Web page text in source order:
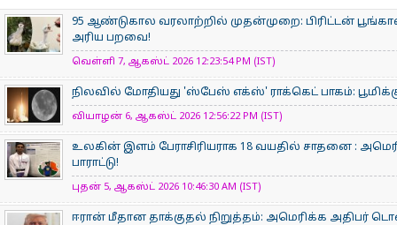
95 ஆண்டுகால வரலாற்றில் முதன்முறை: பிரிட்டன்
அரிய பறவை!
வெள்ளி 7, ஆகஸ்ட் 2026 12:23:54 PM (IST)
நிலவில் மோதியது 'ஸ்பேஸ் எக்ஸ்' ராக்கெட் பாகம்:
வியாழன் 6, ஆகஸ்ட் 2026 12:56:22 PM (IST)
உலகின் இளம் பேராசிரிய​ராக 18 வயதில் சாதனை :
பாராட்டு!
புதன் 5, ஆகஸ்ட் 2026 10:46:30 AM (IST)
ஈரான் மீதான தாக்குதல் நிறுத்தம்: அமெரிக்க அதிபர்